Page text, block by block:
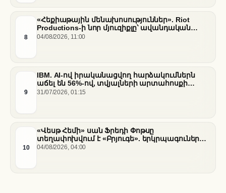
8
«Հեքիաթային մենախոսություններ». Riot
Productions-ի նոր մյուզիքլը՝ ավանդական
պատմությունների նոր վերաիմաստավորում
04/08/2026, 11:00
9
IBM. AI-ով իրականացվող հարձակումներն
աճել են 56%-ով, տվյալների արտահոսքի
ծախսերը հասել են ռեկորդային մակարդակի
31/07/2026, 01:15
10
«Վեսթ Հեմի» սան Ֆրեդի Փոթսը
տեղափոխվում է «Բրյուգե». երկրպագուների
դժգոհությունը և ակումբի ռազմավարությունը
04/08/2026, 04:00